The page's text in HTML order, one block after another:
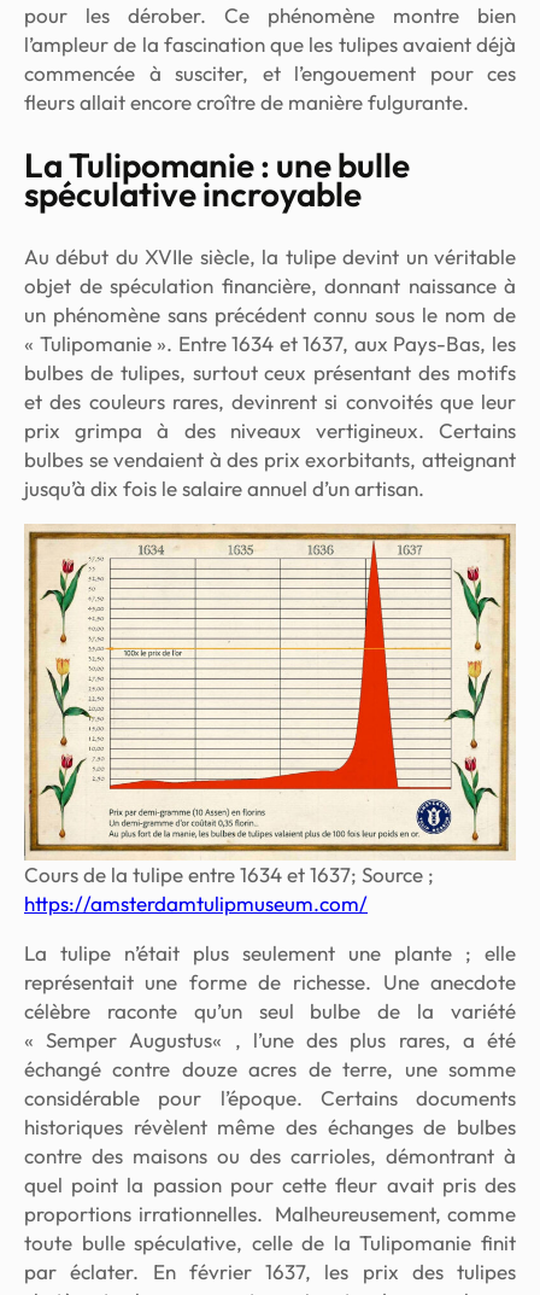
pour les dérober. Ce phénomène montre bien
l’ampleur de la fascination que les tulipes avaient déjà
commencée à susciter, et l’engouement pour ces
fleurs allait encore croître de manière fulgurante.
La Tulipomanie : une bulle
spéculative incroyable
Au début du XVIIe siècle, la tulipe devint un véritable
objet de spéculation financière, donnant naissance à
un phénomène sans précédent connu sous le nom de
« Tulipomanie ». Entre 1634 et 1637, aux Pays-Bas, les
bulbes de tulipes, surtout ceux présentant des motifs
et des couleurs rares, devinrent si convoités que leur
prix grimpa à des niveaux vertigineux. Certains
bulbes se vendaient à des prix exorbitants, atteignant
jusqu’à dix fois le salaire annuel d’un artisan.
Cours de la tulipe entre 1634 et 1637; Source ;
https://amsterdamtulipmuseum.com/
La tulipe n’était plus seulement une plante ; elle
représentait une forme de richesse. Une anecdote
célèbre raconte qu’un seul bulbe de la variété
«Semper Augustus« , l’une des plus rares, a été
échangé contre douze acres de terre, une somme
considérable pour l’époque. Certains documents
historiques révèlent même des échanges de bulbes
contre des maisons ou des carrioles, démontrant à
quel point la passion pour cette fleur avait pris des
proportions irrationnelles. Malheureusement, comme
toute bulle spéculative, celle de la Tulipomanie finit
par éclater. En février 1637, les prix des tulipes